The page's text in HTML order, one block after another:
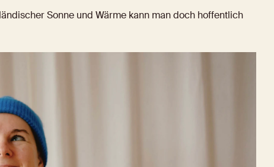
Sonne und Wärme kann man doch hoffentlich